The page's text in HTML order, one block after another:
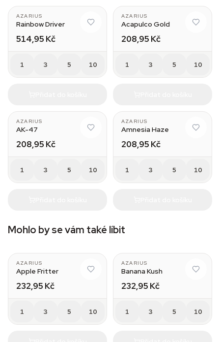
AZARIUS
Rainbow Driver
514,95 Kč
1 3 5 10
AZARIUS
Acapulco Gold
208,95 Kč
1 3 5 10
AZARIUS
AK-47
208,95 Kč
1 3 5 10
AZARIUS
Amnesia Haze
208,95 Kč
1 3 5 10
Mohlo by se vám také líbit
AZARIUS
Apple Fritter
232,95 Kč
1 3 5 10
AZARIUS
Banana Kush
232,95 Kč
1 3 5 10